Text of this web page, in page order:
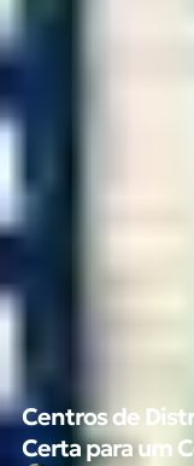
Centros de
Certa para um